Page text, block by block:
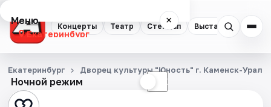
Концерты Театр Стендап Выставки
Меню ×
Екатеринбург
Концерты
Театр
Ночной режим ☾
Екатеринбург Дворец культуры "Юность" г. Каменск-